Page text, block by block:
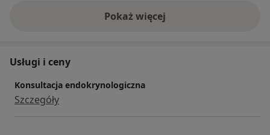
Pokaż więcejo doświadczeniu
Usługi i ceny
Konsultacja endokrynologiczna
Szczegóły